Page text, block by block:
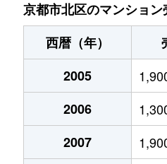
衣笠高橋町
衣笠東開キ町
衣笠東開キ町
衣笠東開キ町
衣笠東開キ町
京都市北区のマンショ
西暦（年）
2005
2006
2007